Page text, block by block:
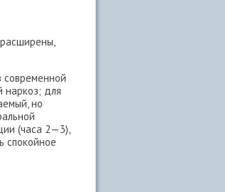
современной
для
но
(часа 2—3),
спокойное